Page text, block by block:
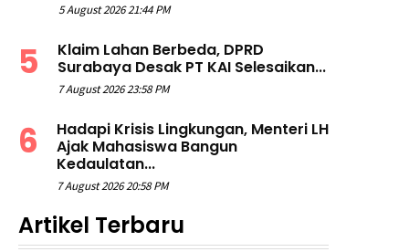
5 August 2026 21:44 PM
Klaim Lahan Berbeda, DPRD
Surabaya Desak PT KAI Selesaikan...
7 August 2026 23:58 PM
Hadapi Krisis Lingkungan, Menteri LH
Ajak Mahasiswa Bangun
Kedaulatan...
7 August 2026 20:58 PM
Artikel Terbaru